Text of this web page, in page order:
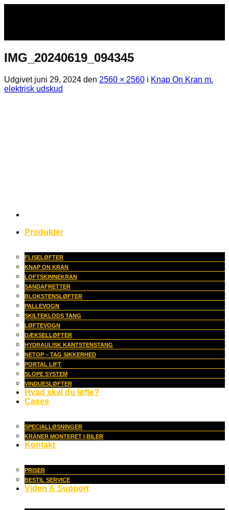
Produkter
FLISELØFTER
KNAP ON KRAN
LOFTSKINNEKRAN
SANDAFRETTER
BLOKSTENSLØFTER
PALLEVOGN
SKILTEKLODS TANG
LØFTEVOGN
DÆKSELLØFTER
HYDRAULISK KANTSTENSTANG
NETOP – TAG SIKKERHED
PORTAL LIFT
SLOPE SYSTEM
VINDUESLØFTER
Hvad skal du løfte?
Cases
SPECIALLØSNINGER
KRANER MONTERET I BILER
Kontakt
PRISER
BESTIL SERVICE
Viden & Support
IMG_20240619_094345
Udgivet juni 29, 2024 den 2560 × 2560 i Knap On Kran m.
elektrisk udskud